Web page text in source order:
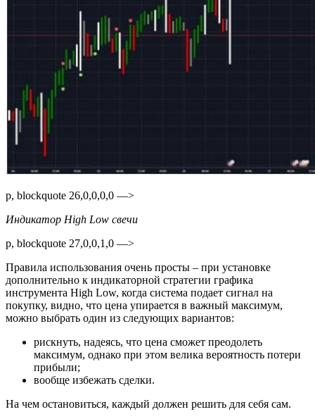
p, blockquote 26,0,0,0,0 —>
Индикатор High Low свечи
p, blockquote 27,0,0,1,0 —>
Правила использования очень просты – при установке
дополнительно к индикаторной стратегии графика
инструмента High Low, когда система подает сигнал на
покупку, видно, что цена упирается в важный максимум,
можно выбрать один из следующих вариантов:
рискнуть, надеясь, что цена сможет преодолеть
максимум, однако при этом велика вероятность потери
прибыли;
вообще избежать сделки.
На чем остановиться, каждый должен решить для себя сам.